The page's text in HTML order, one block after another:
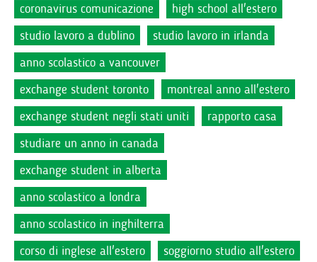
coronavirus comunicazione
high school all'estero
studio lavoro a dublino
studio lavoro in irlanda
anno scolastico a vancouver
exchange student toronto
montreal anno all'estero
exchange student negli stati uniti
rapporto casa
studiare un anno in canada
exchange student in alberta
anno scolastico a londra
anno scolastico in inghilterra
corso di inglese all'estero
soggiorno studio all'estero